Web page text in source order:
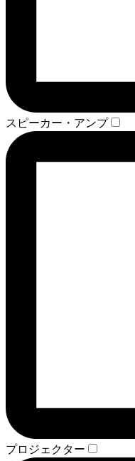
スピーカー・アンプ
プロジェクター